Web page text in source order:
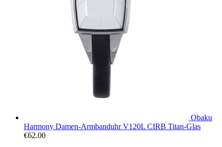
Obaku
Harmony Damen-Armbanduhr V120L CIRB Titan-Glas
€62.00